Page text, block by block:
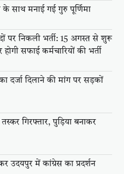
के साथ मनाई गई गुरु पूर्णिमा
पर निकली भर्ती: 15 अगस्त से शुरू
सफाई कर्मचारियों की भर्ती
का दर्जा दिलाने की मांग पर सड़कों
गिरफ्तार, पुड़िया बनाकर
उदयपुर में कांग्रेस का प्रदर्शन